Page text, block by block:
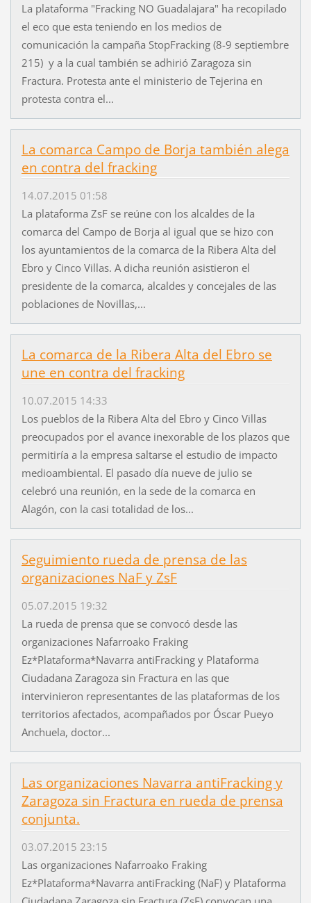
La plataforma "Fracking NO Guadalajara" ha recopilado
el eco que esta teniendo en los medios de
comunicación la campaña StopFracking (8-9 septiembre
215) y a la cual también se adhirió Zaragoza sin
Fractura. Protesta ante el ministerio de Tejerina en
protesta contra el...
La comarca Campo de Borja también alega
en contra del fracking
14.07.2015 01:58
La plataforma ZsF se reúne con los alcaldes de la
comarca del Campo de Borja al igual que se hizo con
los ayuntamientos de la comarca de la Ribera Alta del
Ebro y Cinco Villas. A dicha reunión asistieron el
presidente de la comarca, alcaldes y concejales de las
poblaciones de Novillas,...
La comarca de la Ribera Alta del Ebro se
une en contra del fracking
10.07.2015 14:33
Los pueblos de la Ribera Alta del Ebro y Cinco Villas
preocupados por el avance inexorable de los plazos que
permitiría a la empresa saltarse el estudio de impacto
medioambiental. El pasado día nueve de julio se
celebró una reunión, en la sede de la comarca en
Alagón, con la casi totalidad de los...
Seguimiento rueda de prensa de las
organizaciones NaF y ZsF
05.07.2015 19:32
La rueda de prensa que se convocó desde las
organizaciones Nafarroako Fraking
Ez*Plataforma*Navarra antiFracking y Plataforma
Ciudadana Zaragoza sin Fractura en las que
intervinieron representantes de las plataformas de los
territorios afectados, acompañados por Óscar Pueyo
Anchuela, doctor...
Las organizaciones Navarra antiFracking y
Zaragoza sin Fractura en rueda de prensa
conjunta.
03.07.2015 23:15
Las organizaciones Nafarroako Fraking
Ez*Plataforma*Navarra antiFracking (NaF) y Plataforma